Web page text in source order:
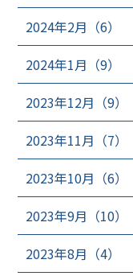
2024年2月（6）
2024年1月（9）
2023年12月（9）
2023年11月（7）
2023年10月（6）
2023年9月（10）
2023年8月（4）